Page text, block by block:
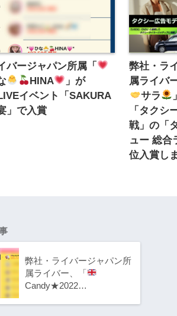
バージャパン所属「
HINA
」が
イベント「SAKURA
」で入賞
弊社・ラ
属ライバ
サラ
「タクシ
戦」の「
ュー 総合
位入賞し
弊社・ライバージャパン所
属ライバー、「
Candy★2022…